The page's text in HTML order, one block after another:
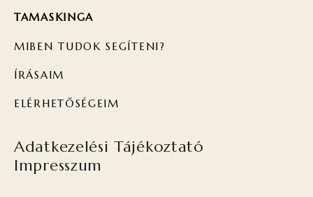
TAMASKINGA
MIBEN TUDOK SEGÍTENI?
ÍRÁSAIM
ELÉRHETŐSÉGEIM
Adatkezelési Tájékoztató
Impresszum